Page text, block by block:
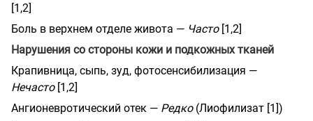
[1,2]
Боль в верхнем отделе живота — Часто[1,2]
Нарушения со стороны кожи и подкожных тканей
Крапивница, сыпь, зуд, фотосенсибилизация —
Нечасто[1,2]
Ангионевротический отек — Редко(Лиофилизат [1])